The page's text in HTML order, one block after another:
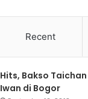
Recent
Hits, Bakso
Iwan di Bogor